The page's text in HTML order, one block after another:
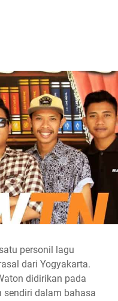
personil lagu
dari Yogyakarta.
didirikan pada
sendiri dalam bahasa